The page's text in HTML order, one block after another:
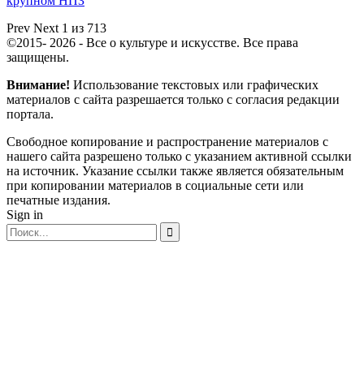
Prev Next 1 из 713
©2015- 2026 - Все о культуре и искусстве. Все права
защищены.
Внимание! Использование текстовых или графических
материалов с сайта разрешается только c согласия редакции
портала.
Свободное копирование и распространение материалов с
нашего сайта разрешено только с указанием активной ссылки
на источник. Указание ссылки также является обязательным
при копировании материалов в социальные сети или
печатные издания.
Sign in